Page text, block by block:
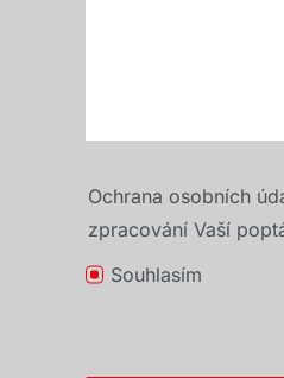
Ochrana osobních
zpracování Vaší
Souhlasím